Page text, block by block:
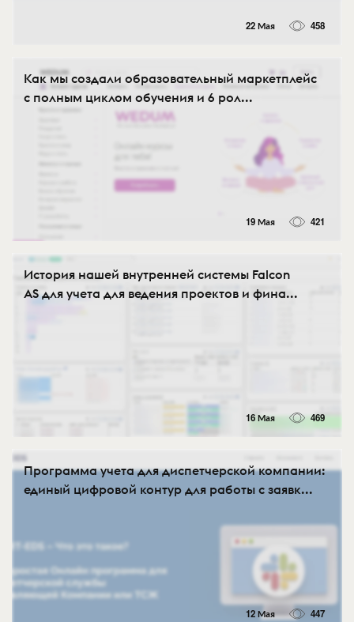
22 Мая 458
Как мы создали образовательный маркетплейс
с полным циклом обучения и 6 рол...
19 Мая 421
История нашей внутренней системы Falcon
AS для учета для ведения проектов и фина...
16 Мая 469
Программа учета для диспетчерской компании:
единый цифровой контур для работы с заявк...
12 Мая 447